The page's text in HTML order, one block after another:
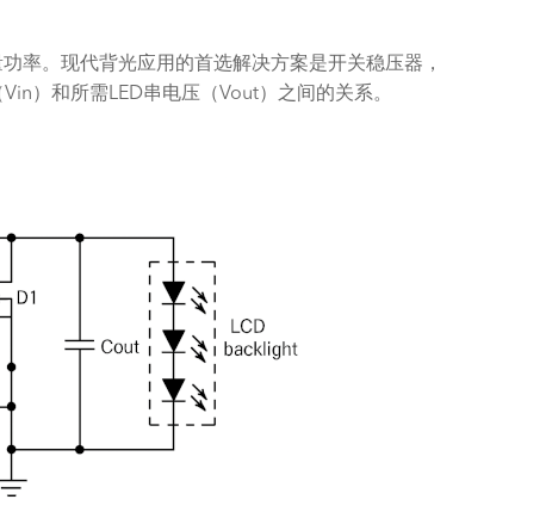
率。现代背光应用的首选解决方案是开关稳压器，
）和所需LED串电压（Vout）之间的关系。